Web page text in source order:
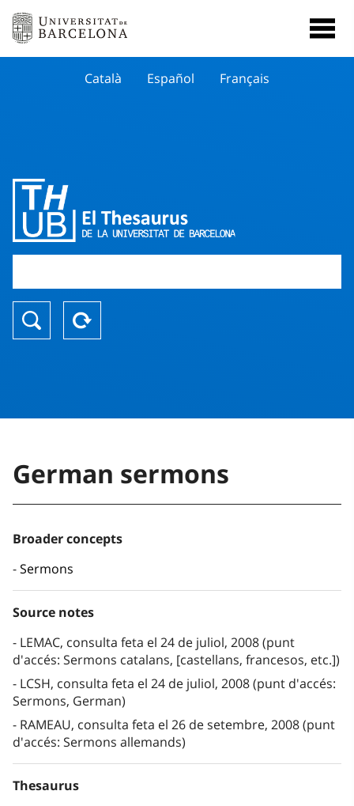
Català Español Français
German sermons
Broader concepts
Sermons
Source notes
LEMAC, consulta feta el 24 de juliol, 2008 (punt
d'accés: Sermons catalans, [castellans, francesos, etc.])
LCSH, consulta feta el 24 de juliol, 2008 (punt d'accés:
Sermons, German)
RAMEAU, consulta feta el 26 de setembre, 2008 (punt
d'accés: Sermons allemands)
Thesaurus